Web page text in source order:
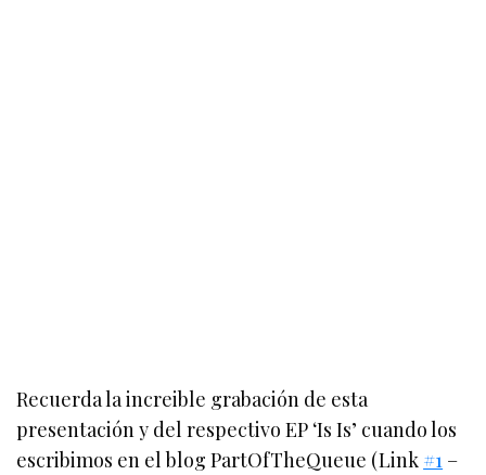
Recuerda la increible grabación de esta
presentación y del respectivo EP ‘Is Is’ cuando los
escribimos en el blog PartOfTheQueue (Link #1 –